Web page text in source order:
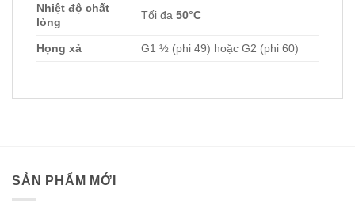
Nhiệt độ chất
lỏng
Tối đa50°C
Họng xả G1 ½ (phi 49) hoặc G2 (phi 60)
SẢN PHẨM MỚI